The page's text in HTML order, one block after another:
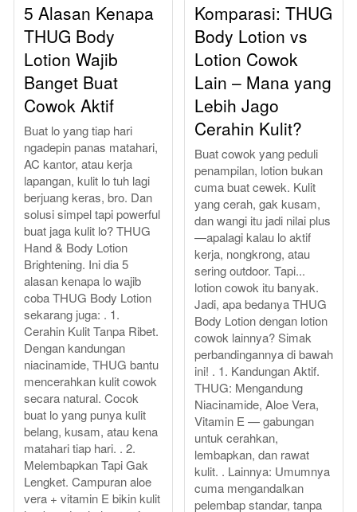
5 Alasan Kenapa
THUG Body
Lotion Wajib
Banget Buat
Cowok Aktif
Buat lo yang tiap hari
ngadepin panas matahari,
AC kantor, atau kerja
lapangan, kulit lo tuh lagi
berjuang keras, bro. Dan
solusi simpel tapi powerful
buat jaga kulit lo? THUG
Hand & Body Lotion
Brightening. Ini dia 5
alasan kenapa lo wajib
coba THUG Body Lotion
sekarang juga: . 1.
Cerahin Kulit Tanpa Ribet.
Dengan kandungan
niacinamide, THUG bantu
mencerahkan kulit cowok
secara natural. Cocok
buat lo yang punya kulit
belang, kusam, atau kena
matahari tiap hari. . 2.
Melembapkan Tapi Gak
Lengket. Campuran aloe
vera + vitamin E bikin kulit
Komparasi: THUG
Body Lotion vs
Lotion Cowok
Lain – Mana yang
Lebih Jago
Cerahin Kulit?
Buat cowok yang peduli
penampilan, lotion bukan
cuma buat cewek. Kulit
yang cerah, gak kusam,
dan wangi itu jadi nilai plus
—apalagi kalau lo aktif
kerja, nongkrong, atau
sering outdoor. Tapi...
lotion cowok itu banyak.
Jadi, apa bedanya THUG
Body Lotion dengan lotion
cowok lainnya? Simak
perbandingannya di bawah
ini! . 1. Kandungan Aktif.
THUG: Mengandung
Niacinamide, Aloe Vera,
Vitamin E — gabungan
untuk cerahkan,
lembapkan, dan rawat
kulit. . Lainnya: Umumnya
cuma mengandalkan
pelembap standar, tanpa